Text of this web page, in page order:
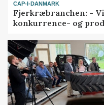
CAP-I-DANMARK
Fjerkræbranchen: -
konkurrence- og